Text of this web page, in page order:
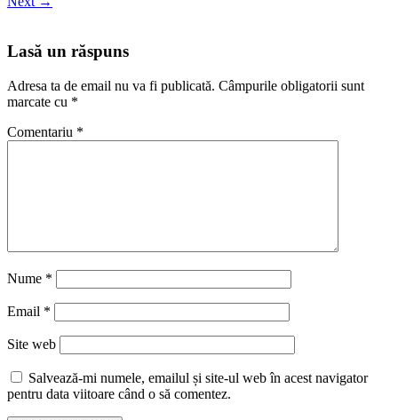
Lasă un răspuns
Adresa ta de email nu va fi publicată. Câmpurile obligatorii sunt
marcate cu *
Comentariu *
Nume *
Email *
Site web
Salvează-mi numele, emailul și site-ul web în acest navigator
pentru data viitoare când o să comentez.